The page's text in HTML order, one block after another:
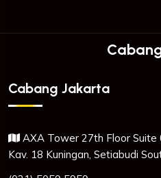
Cabang Jakarta
AXA Tower 27th Floor Suite
Kav. 18 Kuningan, Setiabudi